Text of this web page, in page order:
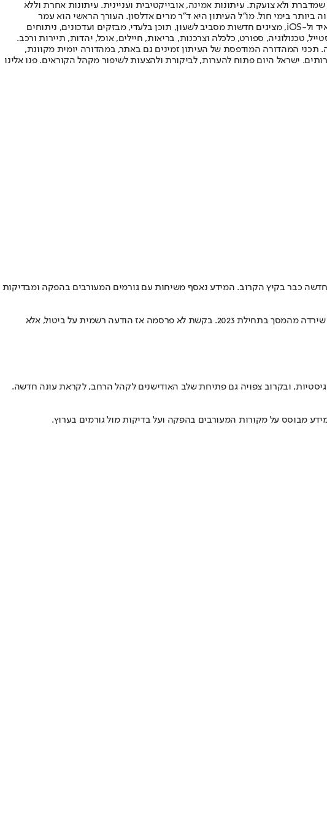
ולא צועקת. עיתונות אמינה, אובייקטיבית ועניינית. עיתונות אחרת וללא
הישראלי בעל שיעור החשיפה הגבוה ביותר בימי חול. מו"ל העיתון היא ד"ר מרים אדלסון. העורך הראשי הוא עמר
לחמנוביץ, והעורך המייסד הוא עמוס רגב. אתרי האינטרנט של "ישראל היום" בעברית ובאנגלית, כמו כן היישומונים (אפליקציות) לאנדרואיד ול-iOS, מציגים חדשות מסביב לשעון, תוכן בלעדי, מבזקים ועדכונים, ניתוחים
טכנולוגיה, ספורט, כלכלה וצרכנות, בריאות, חיילים, אוכל, יהדות, תיירות ורכב.
תכני המהדורה המודפסת של העיתון זמינים גם באתר, במהדורה יומית מקוונת,
ישראל היום פתוח להערות, לביקורת ולהצעות לשיפור מקהל הקוראים. פנו אלינו
הפורמט, עם כוונה לעלות לעונה חדשה כבר בקיץ הקרוב. המידע נאסף משיחות עם גורמים המעורבים בהפקה ומבדיקות
נינג׳ה ישראל עלתה לאוויר בשנת 2018 והפכה במהירות לאחד ממותגי הדגל של קשת 12. התוכנית שודרה במשך חמש עונות רצופות, עד שירדה מהמסך בתחילת 2023. בקשת לא פרסמה אז הודעה רשמית על ביטול, אלא
ובקרוב צפויה גם פתיחת שלב האודישנים לקהל הרחב, לקראת עונה חדשה.
מבוסס על מקורות המעורבים בהפקה ועל בדיקות מול גורמים בערוץ.